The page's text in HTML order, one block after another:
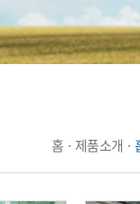
홈 · 제품소개 ·